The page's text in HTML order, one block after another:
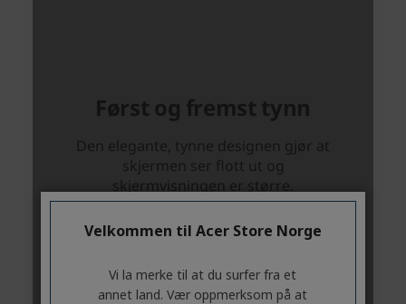
Velkommen til Acer Store Norge
Vi la merke til at du surfer fra et
annet land. Vær oppmerksom på at